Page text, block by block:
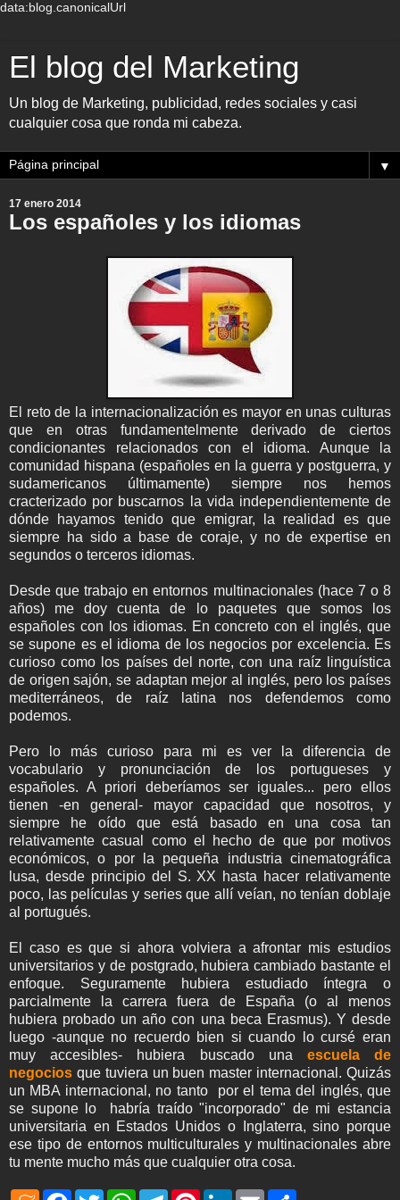
data:blog.canonicalUrl
El blog del Marketing
Un blog de Marketing, publicidad, redes sociales y casi
cualquier cosa que ronda mi cabeza.
▼
17 enero 2014
Los españoles y los idiomas
El reto de la internacionalización es mayor en unas culturas
que en otras fundamentelmente derivado de ciertos
condicionantes relacionados con el idioma. Aunque la
comunidad hispana (españoles en la guerra y postguerra, y
sudamericanos últimamente) siempre nos hemos
cracterizado por buscarnos la vida independientemente de
dónde hayamos tenido que emigrar, la realidad es que
siempre ha sido a base de coraje, y no de expertise en
segundos o terceros idiomas.
Desde que trabajo en entornos multinacionales (hace 7 o 8
años) me doy cuenta de lo paquetes que somos los
españoles con los idiomas. En concreto con el inglés, que
se supone es el idioma de los negocios por excelencia. Es
curioso como los países del norte, con una raíz linguística
de origen sajón, se adaptan mejor al inglés, pero los países
mediterráneos, de raíz latina nos defendemos como
podemos.
Pero lo más curioso para mi es ver la diferencia de
vocabulario y pronunciación de los portugueses y
españoles. A priori deberíamos ser iguales... pero ellos
tienen -en general- mayor capacidad que nosotros, y
siempre he oído que está basado en una cosa tan
relativamente casual como el hecho de que por motivos
económicos, o por la pequeña industria cinematográfica
lusa, desde principio del S. XX hasta hacer relativamente
poco, las películas y series que allí veían, no tenían doblaje
al portugués.
El caso es que si ahora volviera a afrontar mis estudios
universitarios y de postgrado, hubiera cambiado bastante el
enfoque. Seguramente hubiera estudiado íntegra o
parcialmente la carrera fuera de España (o al menos
hubiera probado un año con una beca Erasmus). Y desde
luego -aunque no recuerdo bien si cuando lo cursé eran
muy accesibles- hubiera buscado una escuela de
negocios que tuviera un buen master internacional. Quizás
un MBA internacional, no tanto por el tema del inglés, que
se supone lo habría traído "incorporado" de mi estancia
universitaria en Estados Unidos o Inglaterra, sino porque
ese tipo de entornos multiculturales y multinacionales abre
tu mente mucho más que cualquier otra cosa.
M F T W T P L E